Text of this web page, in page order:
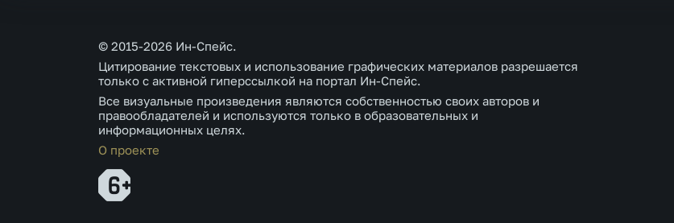
© 2015-2026 Ин-Спейс.
Цитирование текстовых и использование графических материалов разрешается
только с активной гиперссылкой на портал Ин-Спейс.
Все визуальные произведения являются собственностью своих авторов и
правообладателей и используются только в образовательных и
информационных целях.
О проекте